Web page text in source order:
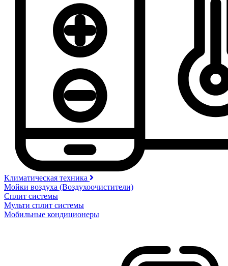
Климатическая техника
Мойки воздуха (Воздухоочистители)
Сплит системы
Мульти сплит системы
Мобильные кондиционеры